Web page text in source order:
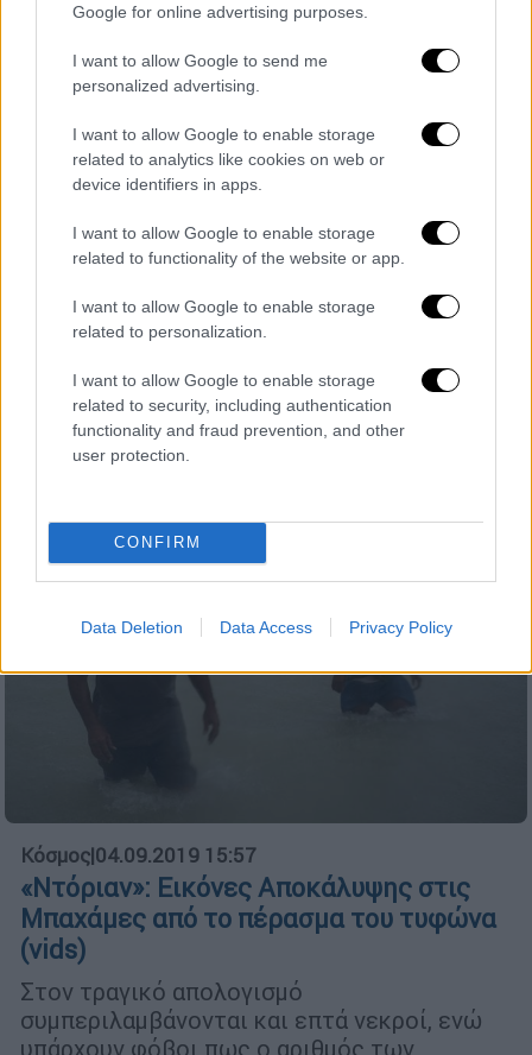
Google for online advertising purposes.
I want to allow Google to send me
personalized advertising.
I want to allow Google to enable storage
related to analytics like cookies on web or
device identifiers in apps.
I want to allow Google to enable storage
related to functionality of the website or app.
I want to allow Google to enable storage
related to personalization.
I want to allow Google to enable storage
related to security, including authentication
functionality and fraud prevention, and other
user protection.
CONFIRM
Data Deletion Data Access Privacy Policy
Κόσμος|05.09.2019 12:06
Τυφώνας Ντόριαν: Αγόρασε 100
γεννήτριες για να τις στείλει στις
Μπαχάμες (pics)
Ο άνδρας ζήτησε να μην γίνει γνωστή η
ταυτότητά του καθώς όπως διευκρίνισε δεν
επιθυμεί δημοσιότητα
Κόσμος|04.09.2019 15:57
«Ντόριαν»: Εικόνες Αποκάλυψης στις
Μπαχάμες από το πέρασμα του τυφώνα
(vids)
Στον τραγικό απολογισμό
συμπεριλαμβάνονται και επτά νεκροί, ενώ
υπάρχουν φόβοι πως ο αριθμός των